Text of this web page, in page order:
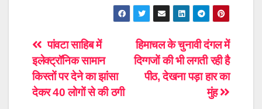
Post
navigation
हिमाचल के चुनावी दंगल में
दिग्गजों की भी लगती रही है
पीठ, देखना पड़ा हार का
मुंह
पांवटा साहिब में
इलेक्ट्रॉनिक सामान
किस्तों पर देने का झांसा
देकर 40 लोगों से की ठगी